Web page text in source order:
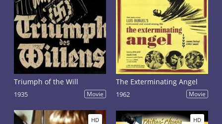
Triumph of the Will
1935 Movie
The Exterminating Angel
1962 Movie
HD HD